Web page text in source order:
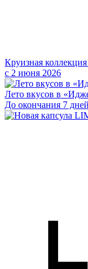
Круизная
с 2 июня 2026
Лето вкусов в
До окончания 7 дней